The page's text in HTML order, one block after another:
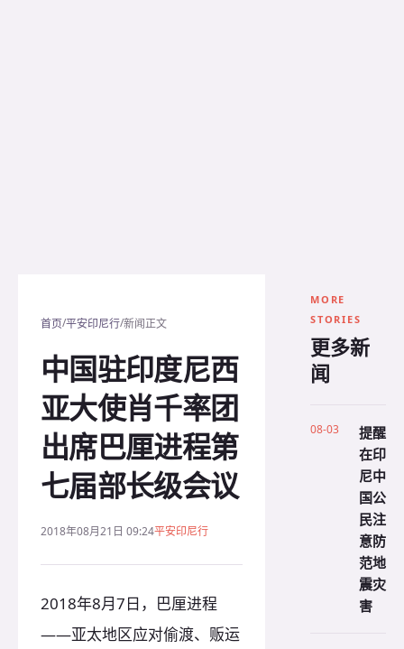
首页/平安印尼行/新闻正文
中国驻印度尼西
亚大使肖千率团
出席巴厘进程第
七届部长级会议
2018年08月21日 09:24平安印尼行
2018年8月7日，巴厘进程
——亚太地区应对偷渡、贩运
MORE
STORIES
更多新
闻
08-03
提醒
在印
尼中
国公
民注
意防
范地
震灾
害